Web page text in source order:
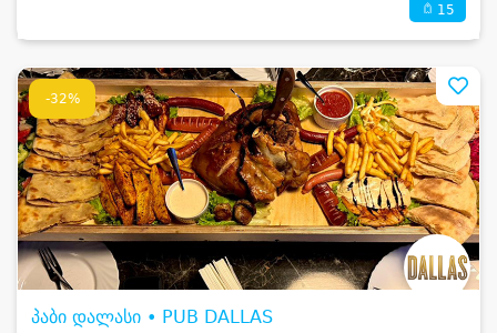
15
-32%
პაბი დალასი • PUB DALLAS